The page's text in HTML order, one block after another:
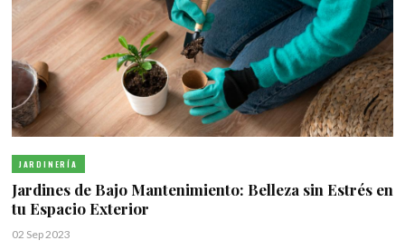
JARDINERÍA
Jardines de Bajo Mantenimiento: Belleza sin Estrés en
tu Espacio Exterior
02 Sep 2023